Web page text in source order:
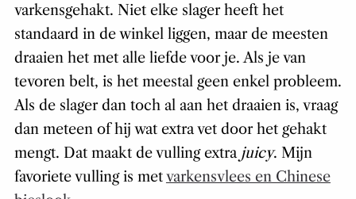
varkensgehakt. Niet elke slager heeft het
standaard in de winkel liggen, maar de meesten
draaien het met alle liefde voor je. Als je van
tevoren belt, is het meestal geen enkel probleem.
Als de slager dan toch al aan het draaien is, vraag
dan meteen of hij wat extra vet door het gehakt
mengt. Dat maakt de vulling extra juicy. Mijn
favoriete vulling is metvarkensvlees en Chinese